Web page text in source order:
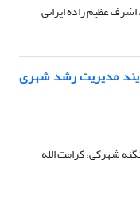
عظیم زاده ایرانی
مدیریت رشد شهری
شهرکی، کرامت الله